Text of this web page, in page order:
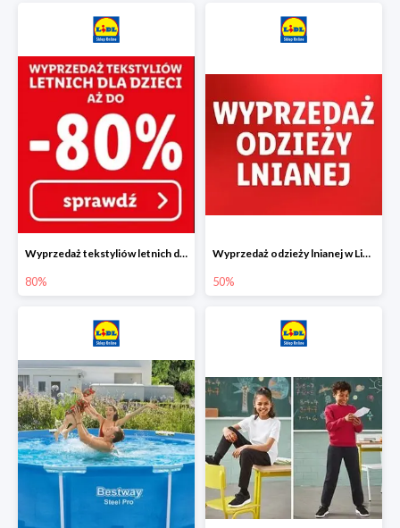
Wyprzedaż tekstyliów letnich dla dzieci w Lidlu Online do -80%
80%
Wyprzedaż odzieży lnianej w Lidlu Online do -50%
50%